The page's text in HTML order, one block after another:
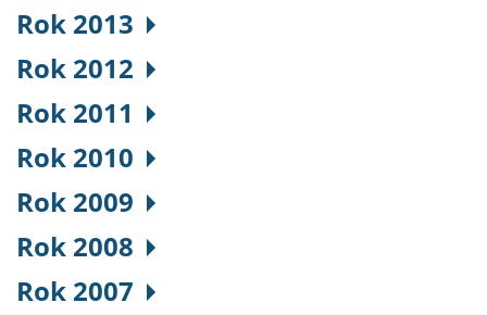
Rok 2013
Rok 2012
Rok 2011
Rok 2010
Rok 2009
Rok 2008
Rok 2007